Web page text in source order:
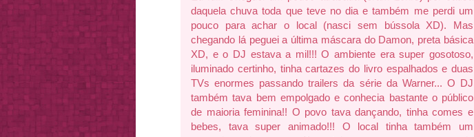
daquela chuva toda que teve no dia e também me perdi um
pouco para achar o local (nasci sem bússola XD). Mas
chegando lá peguei a última máscara do Damon, preta básica
XD, e o DJ estava a mil!!! O ambiente era super gosotoso,
iluminado certinho, tinha cartazes do livro espalhados e duas
TVs enormes passando trailers da série da Warner... O DJ
também tava bem empolgado e conhecia bastante o público
de maioria feminina!! O povo tava dançando, tinha comes e
bebes, tava super animado!!! O local tinha também um